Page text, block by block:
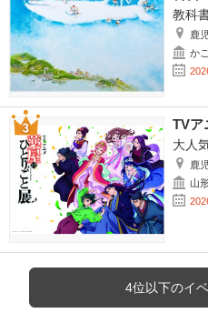
教科
鹿
か
TVア
大人
鹿
山
4位以下のイ